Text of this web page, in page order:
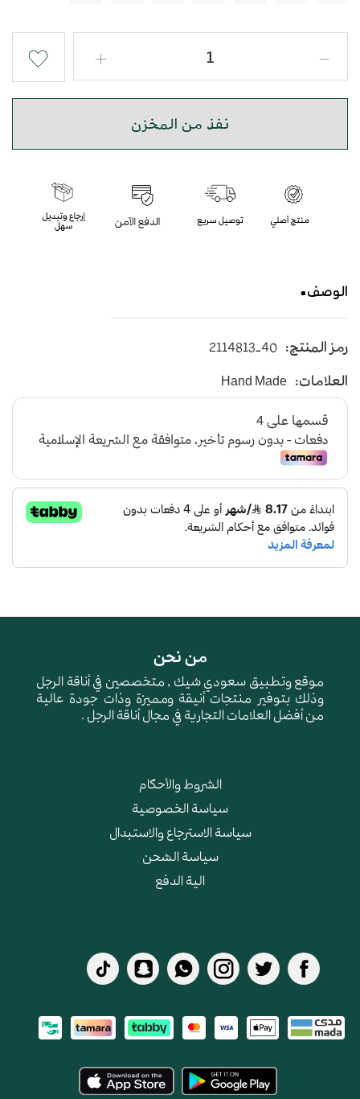
نفذ من المخزن
الوصف
متوسط الارتفاع - اللون أبيض وأسود
صناعة وطنية
رمز المنتج: 2114813-40
العلامات: Hand Made
من نحن
موقع وتطبيق سعودي شيك , متخصصين في أناقة الرجل
وذلك بتوفير منتجات أنيقة ومميزة وذات جودة عالية
من أفضل العلامات التجارية في مجال أناقة الرجل .
الشروط والأحكام
سياسة الخصوصية
سياسة الاسترجاع والاستبدال
سياسة الشحن
الية الدفع